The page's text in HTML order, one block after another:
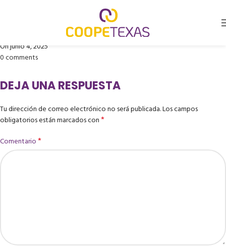
CARVAJAL PARDO NATALIA
Coopetexas
On junio 4, 2025
0comments
DEJA UNA RESPUESTA
Tu dirección de correo electrónico no será publicada.Los campos
obligatorios están marcados con*
Comentario*